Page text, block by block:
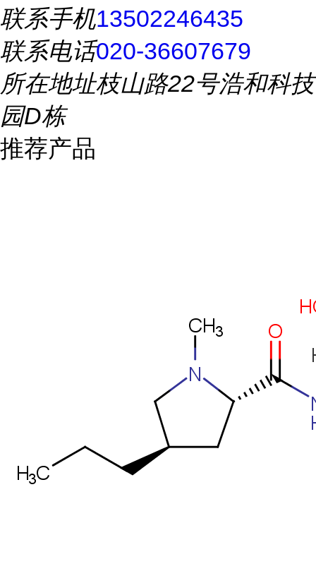
联系手机13502246435
联系电话020-36607679
所在地址枝山路22号浩和科技
园D栋
推荐产品